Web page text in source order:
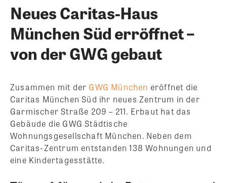
Neues Caritas-Haus
München Süd erröffnet –
von der GWG gebaut
Zusammen mit der GWG München eröffnet die
Caritas München Süd ihr neues Zentrum in der
Garmischer Straße 209 – 211. Erbaut hat das
Gebäude die GWG Städtische
Wohnungsgesellschaft München. Neben dem
Caritas-Zentrum entstanden 138 Wohnungen und
eine Kindertagesstätte.